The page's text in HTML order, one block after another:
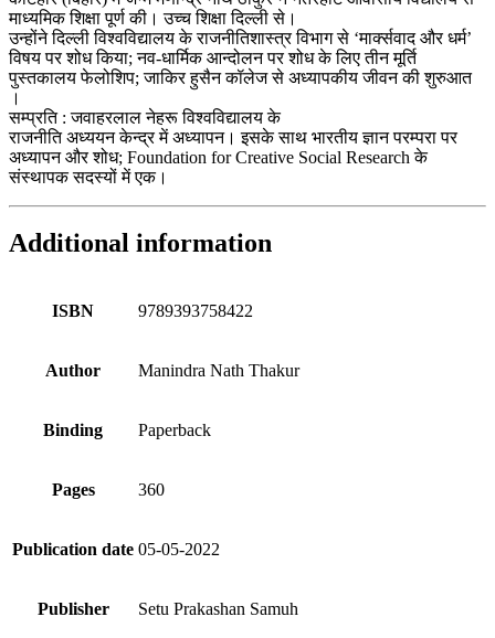
माध्यमिक शिक्षा पूर्ण की। उच्च शिक्षा दिल्ली से।
उन्होंने दिल्ली विश्वविद्यालय के राजनीतिशास्त्र विभाग से ‘मार्क्सवाद और धर्म’
विषय पर शोध किया; नव-धार्मिक आन्दोलन पर शोध के लिए तीन मूर्ति
पुस्तकालय फेलोशिप; जाकिर हुसैन कॉलेज से अध्यापकीय जीवन की शुरुआत
।
सम्प्रति : जवाहरलाल नेहरू विश्वविद्यालय के
राजनीति अध्ययन केन्द्र में अध्यापन। इसके साथ भारतीय ज्ञान परम्परा पर
अध्यापन और शोध; Foundation for Creative Social Research के
संस्थापक सदस्यों में एक।
Additional information
ISBN 9789393758422
Author Manindra Nath Thakur
Binding Paperback
Pages 360
Publication date 05-05-2022
Publisher Setu Prakashan Samuh